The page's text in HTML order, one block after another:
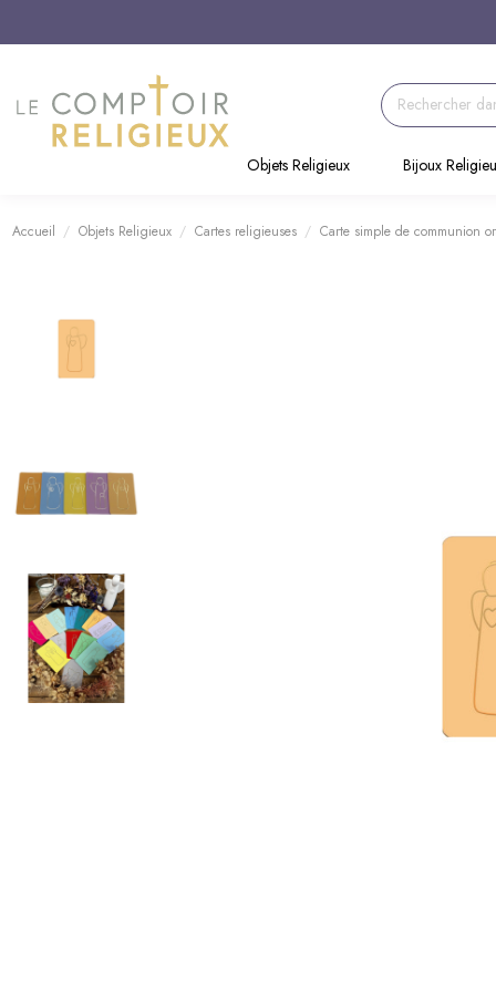
Objets Religieux
Bijoux
Accueil Objets Religieux Cartes religieuses Carte simple de communion